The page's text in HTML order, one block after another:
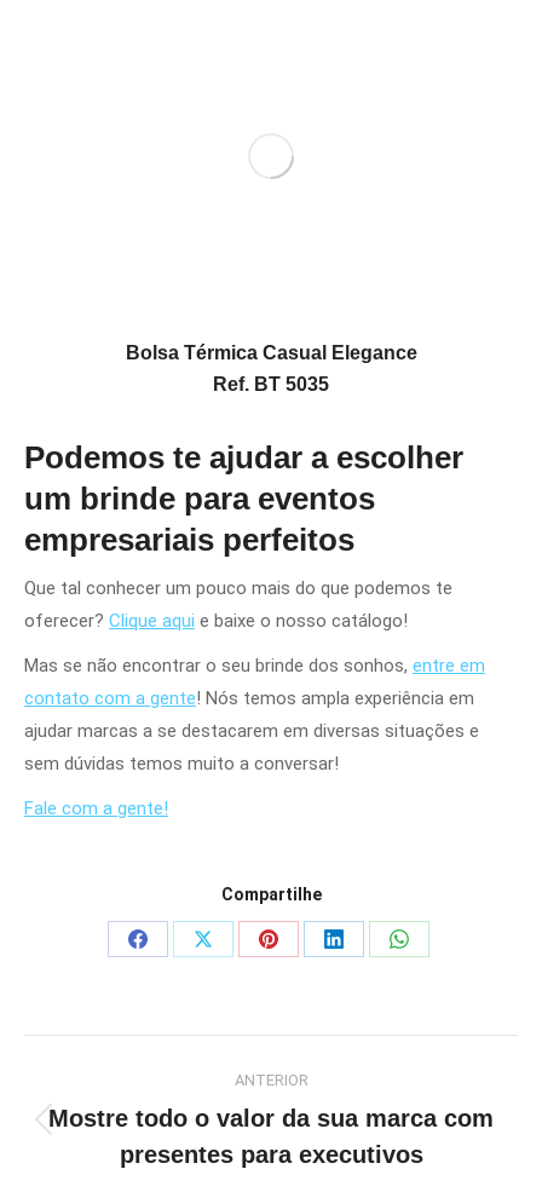
Bolsa Térmica Casual Elegance
Ref. BT 5035
Podemos te ajudar a escolher
um brinde para eventos
empresariais perfeitos
Que tal conhecer um pouco mais do que podemos te
oferecer? Clique aqui e baixe o nosso catálogo!
Mas se não encontrar o seu brinde dos sonhos, entre em
contato com a gente! Nós temos ampla experiência em
ajudar marcas a se destacarem em diversas situações e
sem dúvidas temos muito a conversar!
Fale com a gente!
Compartilhe
Share
Share
Share
Share
Share
de
post:
ANTERIOR
Post
anterior:
Mostre todo o valor da sua marca com
presentes para executivos